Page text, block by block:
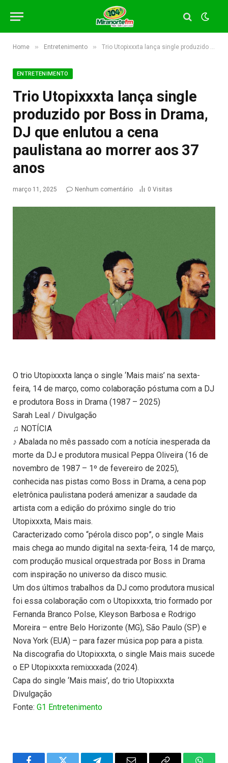
Home » Entretenimento » Trio Utopixxxta lança single produzido por Boss in Drama, DJ que enlutou a cena paulistana ao morrer aos 37 anos
ENTRETENIMENTO
Trio Utopixxxta lança single
produzido por Boss in Drama,
DJ que enlutou a cena
paulistana ao morrer aos 37
anos
março 11, 2025 Nenhum comentário 0 Visitas
O trio Utopixxxta lança o single ‘Mais mais’ na sexta-
feira, 14 de março, como colaboração póstuma com a DJ
e produtora Boss in Drama (1987 – 2025)
Sarah Leal / Divulgação
♫ NOTÍCIA
♪ Abalada no mês passado com a notícia inesperada da
morte da DJ e produtora musical Peppa Oliveira (16 de
novembro de 1987 – 1º de fevereiro de 2025),
conhecida nas pistas como Boss in Drama, a cena pop
eletrônica paulistana poderá amenizar a saudade da
artista com a edição do próximo single do trio
Utopixxxta, Mais mais.
Caracterizado como “pérola disco pop”, o single Mais
mais chega ao mundo digital na sexta-feira, 14 de março,
com produção musical orquestrada por Boss in Drama
com inspiração no universo da disco music.
Um dos últimos trabalhos da DJ como produtora musical
foi essa colaboração com o Utopixxxta, trio formado por
Fernanda Branco Polse, Kleyson Barbosa e Rodrigo
Moreira – entre Belo Horizonte (MG), São Paulo (SP) e
Nova York (EUA) – para fazer música pop para a pista.
Na discografia do Utopixxxta, o single Mais mais sucede
o EP Utopixxxta remixxxada (2024).
Capa do single ‘Mais mais’, do trio Utopixxxta
Divulgação
Fonte: G1 Entretenimento